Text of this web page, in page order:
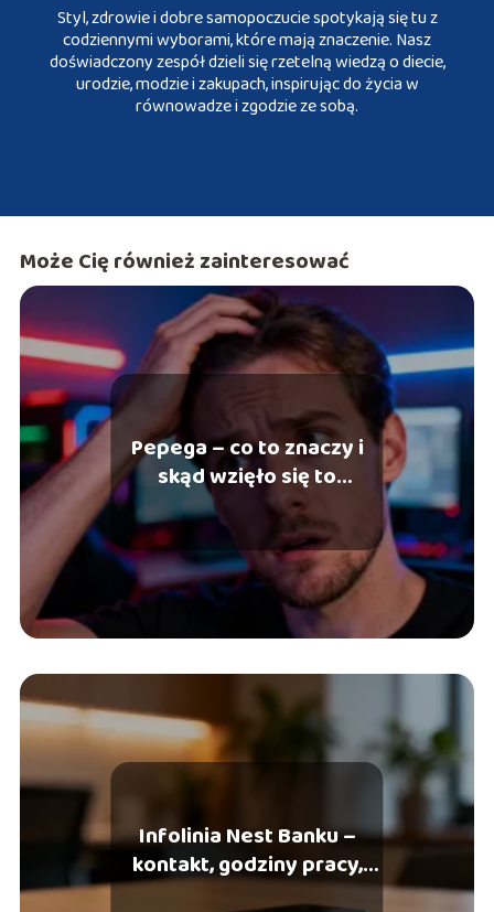
Styl, zdrowie i dobre samopoczucie spotykają się tu z
codziennymi wyborami, które mają znaczenie. Nasz
doświadczony zespół dzieli się rzetelną wiedzą o diecie,
urodzie, modzie i zakupach, inspirując do życia w
równowadze i zgodzie ze sobą.
Może Cię również zainteresować
Pepega – co to znaczy i
skąd wzięło się to
określenie?
Infolinia Nest Banku –
kontakt, godziny pracy,
pomoc